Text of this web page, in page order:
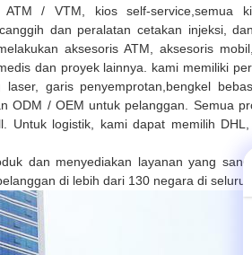
/ VTM, kios self-service,semua
dan peralatan cetakan injeksi,
aksesoris ATM, aksesoris
dan proyek lainnya. kami memiliki
garis penyemprotan,bengkel
ODM / OEM untuk pelanggan. Semua
Untuk logistik, kami dapat memilih
dan menyediakan layanan yang
di lebih dari 130 negara di